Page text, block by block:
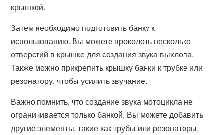
крышкой.
Затем необходимо подготовить банку к
использованию. Вы можете проколоть несколько
отверстий в крышке для создания звука выхлопа.
Также можно прикрепить крышку банки к трубке или
резонатору, чтобы усилить звучание.
Важно помнить, что создание звука мотоцикла не
ограничивается только банкой. Вы можете добавить
другие элементы, такие как трубы или резонаторы,